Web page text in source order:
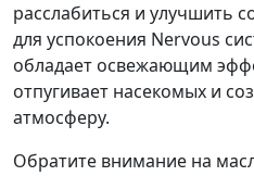
расслабиться и улучшить
для успокоения Nervous
обладает освежающим
отпугивает насекомых и
атмосферу.
Обратите внимание на